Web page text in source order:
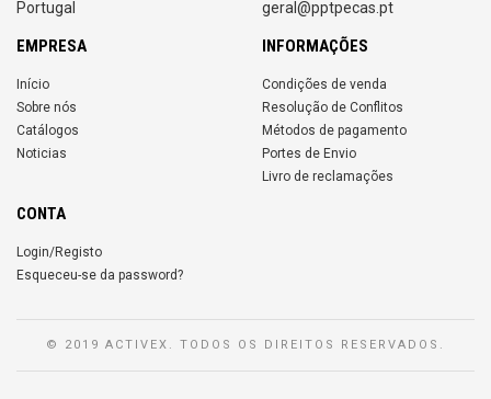
Portugal
geral@pptpecas.pt
EMPRESA
Início
Sobre nós
Catálogos
Noticias
INFORMAÇÕES
Condições de venda
Resolução de Conflitos
Métodos de pagamento
Portes de Envio
Livro de reclamações
CONTA
Login/Registo
Esqueceu-se da password?
© 2019 ACTIVEX. TODOS OS DIREITOS RESERVADOS.